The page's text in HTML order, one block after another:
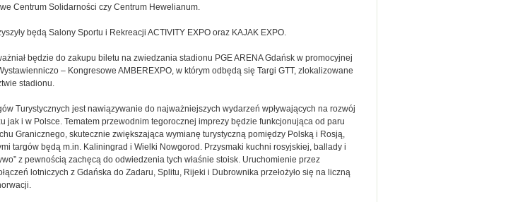
Centrum Solidarności czy Centrum Hewelianum.
będą Salony Sportu i Rekreacji ACTIVITY EXPO oraz KAJAK EXPO.
będzie do zakupu biletu na zwiedzania stadionu PGE ARENA Gdańsk w promocyjnej
– Kongresowe AMBEREXPO, w którym odbędą się Targi GTT, zlokalizowane
stadionu.
Turystycznych jest nawiązywanie do najważniejszych wydarzeń wpływających na rozwój
jak i w Polsce. Tematem przewodnim tegorocznej imprezy będzie funkcjonująca od paru
Granicznego, skutecznie zwiększająca wymianę turystyczną pomiędzy Polską i Rosją,
targów będą m.in. Kaliningrad i Wielki Nowgorod. Przysmaki kuchni rosyjskiej, ballady i
z pewnością zachęcą do odwiedzenia tych właśnie stoisk. Uruchomienie przez
lotniczych z Gdańska do Zadaru, Splitu, Rijeki i Dubrownika przełożyło się na liczną